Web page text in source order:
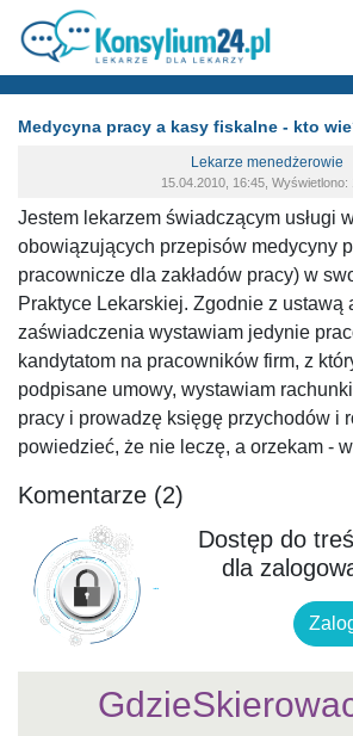
Medycyna pracy a kasy fiskalne - kto
Lekarze menedżerowie
15.04.2010, 16:45, Wyświetlono:
Jestem lekarzem świadczącym usługi
obowiązujących przepisów medycyny
pracownicze dla zakładów pracy) w
Praktyce Lekarskiej. Zgodnie z ustawą
zaświadczenia wystawiam jedynie
kandytatom na pracowników firm, z
podpisane umowy, wystawiam
pracy i prowadzę księgę przychodów i
powiedzieć, że nie leczę, a orzekam -
Komentarze (2)
Dostęp do
dla